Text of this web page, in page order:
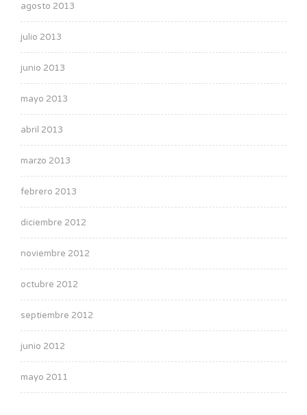
agosto 2013
julio 2013
junio 2013
mayo 2013
abril 2013
marzo 2013
febrero 2013
diciembre 2012
noviembre 2012
octubre 2012
septiembre 2012
junio 2012
mayo 2011